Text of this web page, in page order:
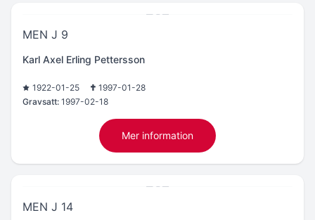
MEN J 9
Karl Axel Erling Pettersson
1922-01-25
1997-01-28
Gravsatt: 1997-02-18
Mer information
MEN J 14